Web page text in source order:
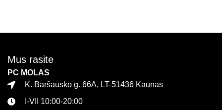
Mus rasite
PC MOLAS
K. Baršausko g. 66A, LT-51436 Kaunas
I-VII 10:00-20:00